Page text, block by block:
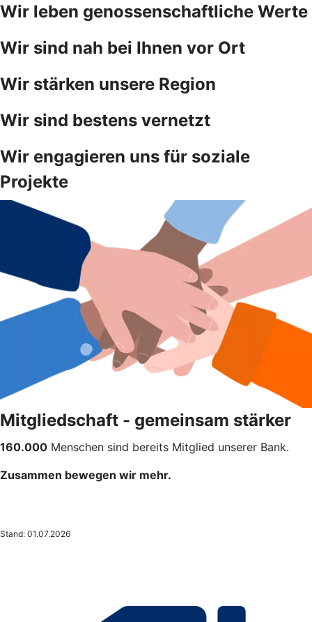
Wir leben genossenschaftliche Werte
Wir sind nah bei Ihnen vor Ort
Wir stärken unsere Region
Wir sind bestens vernetzt
Wir engagieren uns für soziale
Projekte
Mitgliedschaft - gemeinsam stärker
160.000 Menschen sind bereits Mitglied unserer Bank.
Zusammen bewegen wir mehr.
Stand: 01.07.2026